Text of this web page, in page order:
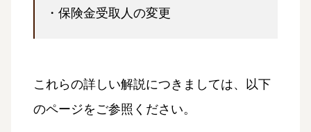
・保険金受取人の変更
これらの詳しい解説につきましては、以下
のページをご参照ください。